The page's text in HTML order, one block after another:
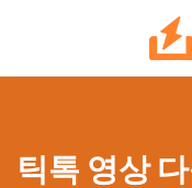
틱톡 영상